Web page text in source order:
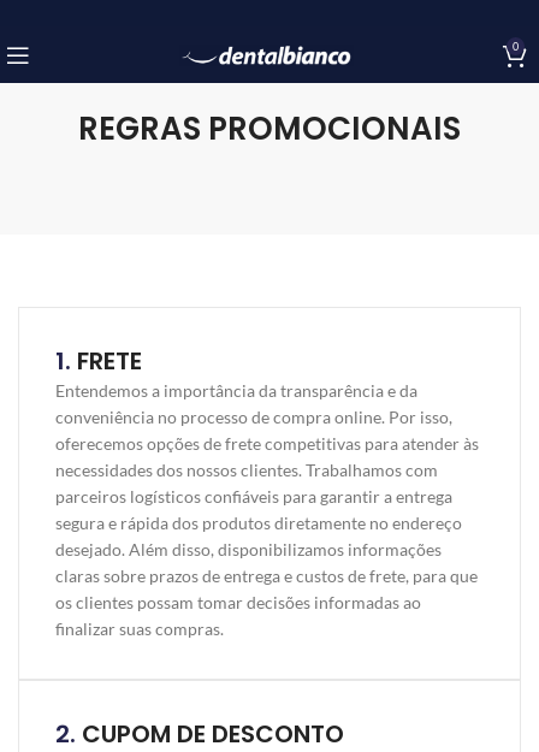
0
REGRAS PROMOCIONAIS
1. FRETE
Entendemos a importância da transparência e da
conveniência no processo de compra online. Por isso,
oferecemos opções de frete competitivas para atender às
necessidades dos nossos clientes. Trabalhamos com
parceiros logísticos confiáveis para garantir a entrega
segura e rápida dos produtos diretamente no endereço
desejado. Além disso, disponibilizamos informações
claras sobre prazos de entrega e custos de frete, para que
os clientes possam tomar decisões informadas ao
finalizar suas compras.
2. CUPOM DE DESCONTO